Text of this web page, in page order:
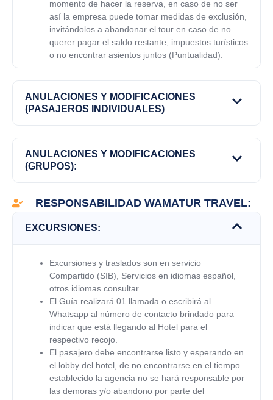
momento de hacer la reserva, en caso de no ser
así la empresa puede tomar medidas de exclusión,
invitándolos a abandonar el tour en caso de no
querer pagar el saldo restante, impuestos turísticos
o no encontrar asientos juntos (Puntualidad).
ANULACIONES Y MODIFICACIONES
(PASAJEROS INDIVIDUALES)
ANULACIONES Y MODIFICACIONES
(GRUPOS):
RESPONSABILIDAD WAMATUR TRAVEL:
EXCURSIONES:
Excursiones y traslados son en servicio
Compartido (SIB), Servicios en idiomas español,
otros idiomas consultar.
El Guía realizará 01 llamada o escribirá al
Whatsapp al número de contacto brindado para
indicar que está llegando al Hotel para el
respectivo recojo.
El pasajero debe encontrarse listo y esperando en
el lobby del hotel, de no encontrarse en el tiempo
establecido la agencia no se hará responsable por
las demoras y/o abandono por parte del